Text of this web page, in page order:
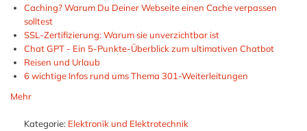
Caching? Warum Du Deiner Webseite einen Cache verpassen
solltest
SSL-Zertifizierung: Warum sie unverzichtbar ist
Chat GPT - Ein 5-Punkte-Überblick zum ultimativen Chatbot
Reisen und Urlaub
6 wichtige Infos rund ums Thema 301-Weiterleitungen
Mehr
Kategorie: Elektronik und Elektrotechnik